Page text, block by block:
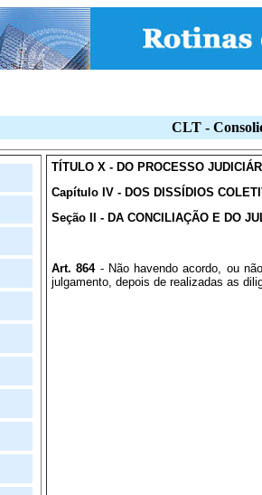
CLT -
TÍTULO X - DO PROCESSO
Capítulo IV - DOS DISSÍDIOS
Seção II - DA CONCILIAÇÃO E DO
Art. 864- Não havendo acordo, ou
julgamento, depois de realizadas as